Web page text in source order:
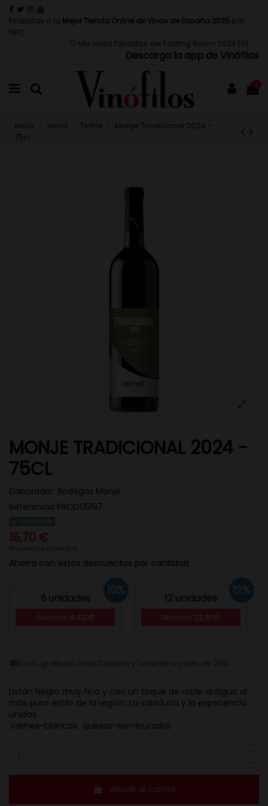
Finalistas a la Mejor Tienda Online de Vinos de España 2025 por
IWC
Mis vinos favoritos del Tasting Room 2024 (0 )
Descarga la app de Vinófilos
0
Inicio Vinos Tintos
Monje Tradicional 2024 -
75cl
MONJE TRADICIONAL 2024 -
75CL
Elaborador: Bodegas Monje
Referencia PROD05197
15,70 €
Impuestos incluidos
Ahorra con estos descuentos por cantidad
6 unidades
10%
12 unidades
12%
Listán Negro muy fino y con un toque de roble antiguo al
más puro estilo de la región. La sabiduría y la experiencia
unidas.
carnes-blancas quesos-semicurados
Añadir al carrito